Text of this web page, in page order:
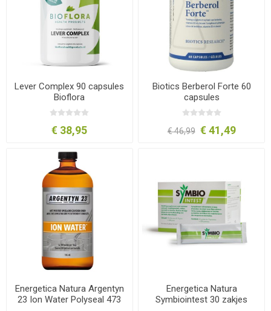
Lever Complex 90 capsules
Bioflora
€ 38,95
Biotics Berberol Forte 60
capsules
€ 46,99 € 41,49
Energetica Natura Argentyn
23 Ion Water Polyseal 473
Energetica Natura
Symbiointest 30 zakjes